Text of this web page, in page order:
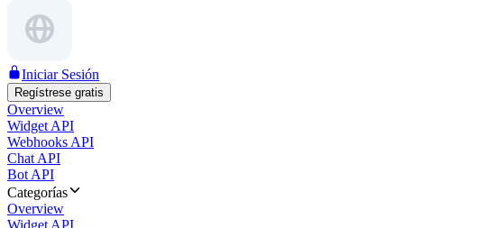
Iniciar Sesión
Regístrese gratis
Overview
Widget API
Webhooks API
Chat API
Bot API
Categorías
Overview
Widget API